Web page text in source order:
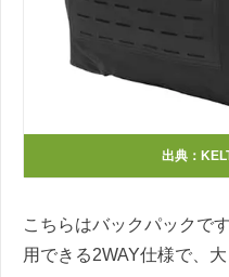
出典：
こちらはバックパックで
用できる2WAY仕様で、